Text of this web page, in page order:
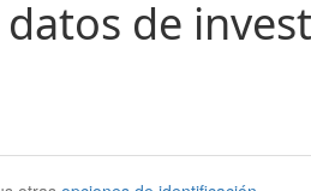
de